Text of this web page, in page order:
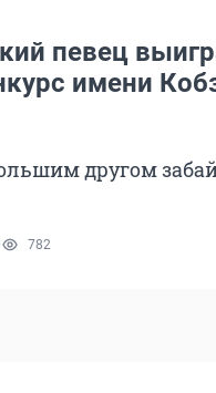
певец
имени
другом
782